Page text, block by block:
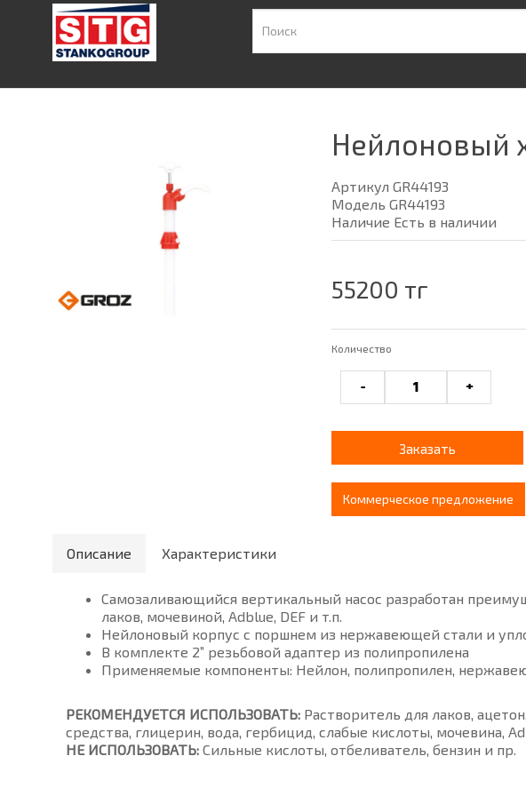
Нейлоновый
Артикул GR44193
Модель GR44193
Наличие Есть в наличии
55200 тг
Количество
- +
Заказать
Коммерческое предложение
Описание Характеристики
Самозаливающийся вертикальный насос разработан
лаков, мочевиной, Adblue, DEF и т.п.
Нейлоновый корпус с поршнем из нержавеющей стали и
В комплекте 2” резьбовой адаптер из полипропилена
Применяемые компоненты: Нейлон, полипропилен,
РЕКОМЕНДУЕТСЯ ИСПОЛЬЗОВАТЬ: Растворитель для лаков,
средства, глицерин, вода, гербицид, слабые кислоты, мочевина,
НЕ ИСПОЛЬЗОВАТЬ: Сильные кислоты, отбеливатель, бензин и пр.